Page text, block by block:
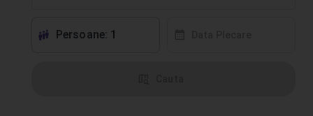
󱕱 Persoane: 1